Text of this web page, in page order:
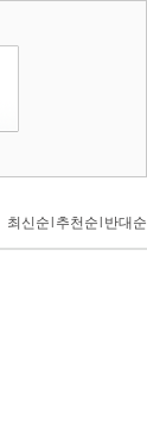
최신순 추천순 반대순